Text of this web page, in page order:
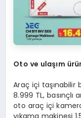
Oto ve ulaşım
Araç içi taşınabilir
8.999 TL,
oto araç içi kamera
yıkama makinesi